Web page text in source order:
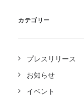
カテゴリー
プレスリリース
お知らせ
イベント